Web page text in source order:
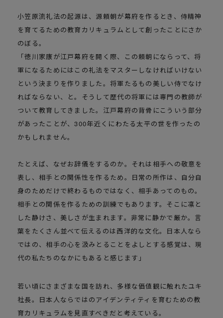
小笠原流礼法の起源は、源頼朝が幕府を作るとき、侍精神
を育てるための教育カリキュラムとして創ったことにさか
のぼる。
「徳川家康が江戸幕府を開く際、この頼朝にならって、将
軍になるためにはこの礼法をマスターしなければいけない
という決まりを作りました。将軍たるもの美しい侍でなけ
ればならない、と。そうして歴代の将軍には専門の教師が
ついて教育してきました。江戸幕府の背骨にこういう部分
があったことが、300年近くにわたる太平の世を作ったの
かもしれません。
たとえば、なぜお辞儀をするのか。それは相手への敬意を
表し、相手との関係性を作るため。日常の所作は、自分自
身のためだけで終わるものではなく、相手あってのもの。
相手との関係を作るための訓練でもあります。そこに凛と
した静けさ、美しさが生まれます。非常に静かで厳か。言
葉をたくさん並べて伝えるのは西洋的な文化。日本人なら
ではの、相手の心を汲みとることをよしとする感覚は、現
代の私たちのなかにもあると感じます」
若い頃にさまざまな国を訪れ、多様な価値観に触れたユキ
社長。日本人ならではのアイデンティティを育むための教
育カリキュラムを見直すべきだと考えている。